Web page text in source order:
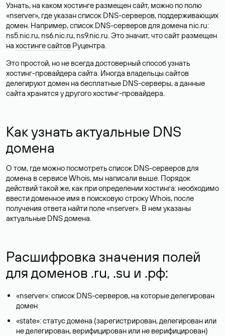
Узнать, на каком хостинге размещен сайт, можно по полю
«nserver», где указан список DNS-серверов, поддерживающих
домен. Например, список DNS-серверов для домена nic.ru:
ns5.nic.ru, ns6.nic.ru, ns9.nic.ru. Это значит, что сайт размещен
на хостинге сайтов Руцентра.
Это простой, но не всегда достоверный способ узнать
хостинг-провайдера сайта. Иногда владельцы сайтов
делегируют домен на бесплатные DNS-серверы, а данные
сайта хранятся у другого хостинг-провайдера.
Как узнать актуальные DNS
домена
О том, где можно посмотреть список DNS-серверов для
домена в сервисе Whois, мы написали выше. Порядок
действий такой же, как при определении хостинга: необходимо
ввести доменное имя в поисковую строку Whois, после
получения ответа найти поле «nserver». В нем указаны
актуальные DNS домена.
Расшифровка значения полей
для доменов .ru, .su и .рф:
«nserver»: список DNS-серверов, на которые делегирован
домен
«state»: статус домена (зарегистрирован, делегирован или
не делегирован, верифицирован или не верифицирован)